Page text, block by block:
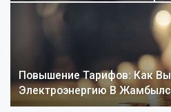
Повышение Тарифов: Как
Электроэнергию В